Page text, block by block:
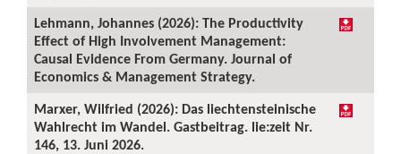
Lehmann, Johannes (2026): The Productivity
Effect of High Involvement Management:
Causal Evidence From Germany. Journal of
Economics & Management Strategy.
Marxer, Wilfried (2026): Das liechtensteinische
Wahlrecht im Wandel. Gastbeitrag. lie:zeit Nr.
146, 13. Juni 2026.